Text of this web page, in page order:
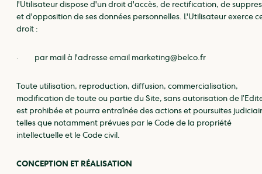
l'Utilisateur dispose d'un droit d'accès, de rectification, de
et d'opposition de ses données personnelles. L'Utilisateur exerce
droit :
· par mail à l'adresse email marketing@belco.fr
Toute utilisation, reproduction, diffusion, commercialisation,
modification de toute ou partie du Site , sans autorisation de
est prohibée et pourra entraînée des actions et poursuites
telles que notamment prévues par le Code de la propriété
intellectuelle et le Code civil.
CONCEPTION ET RÉALISATION